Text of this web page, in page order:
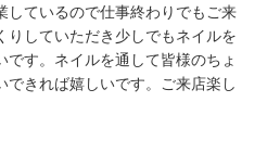
しているので仕事終わりでもご来
りしていただき少しでもネイルを
です。ネイルを通して皆様のちょ
できれば嬉しいです。ご来店楽し